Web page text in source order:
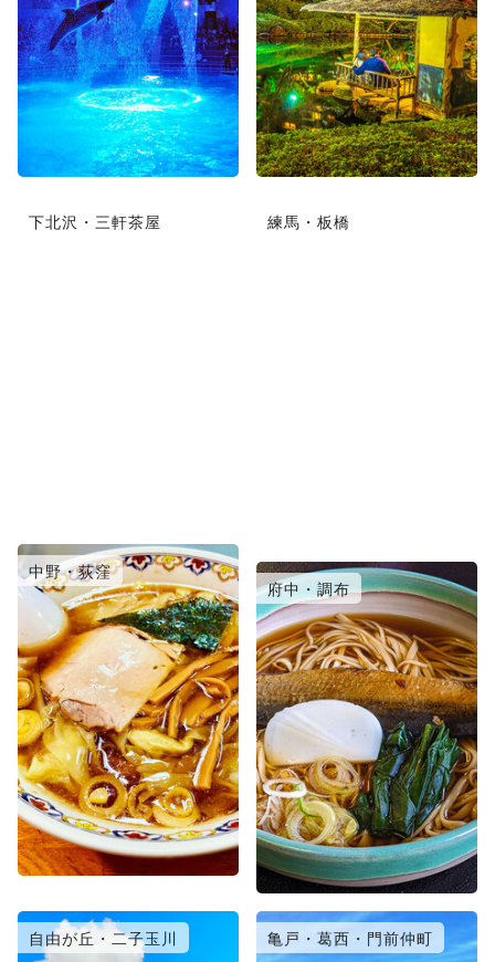
下北沢・三軒茶屋 練馬・板橋
中野・荻窪
日暮里・北千住
府中・調布
自由が丘・二子玉川 亀戸・葛西・門前仲町